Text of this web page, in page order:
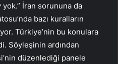
İran sorununa da
bazı kuralların
Türkiye’nin bu konulara
Söyleşinin ardından
düzenlediği panele